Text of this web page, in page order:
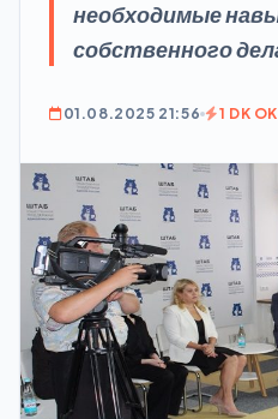
необходимые
собственного
01.08.2025 21:56 1 DK